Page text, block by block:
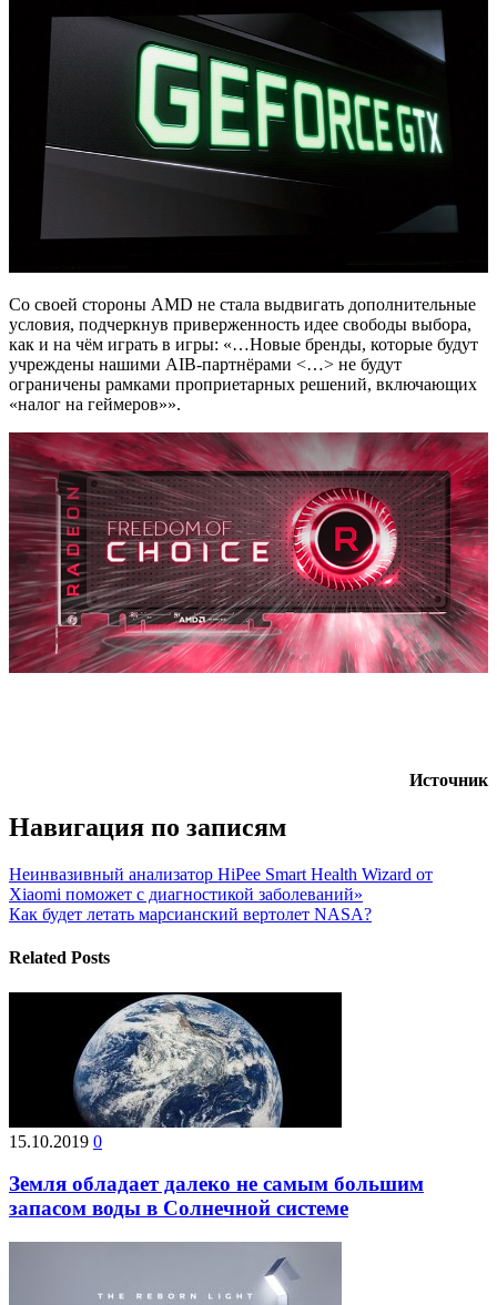
Со своей стороны AMD не стала выдвигать дополнительные
условия, подчеркнув приверженность идее свободы выбора,
как и на чём играть в игры: «…Новые бренды, которые будут
учреждены нашими AIB-партнёрами <…> не будут
ограничены рамками проприетарных решений, включающих
«налог на геймеров»».
Источник
Навигация по записям
Неинвазивный анализатор HiPee Smart Health Wizard от
Xiaomi поможет с диагностикой заболеваний»
Как будет летать марсианский вертолет NASA?
Related Posts
15.10.2019 0
Земля обладает далеко не самым большим
запасом воды в Солнечной системе